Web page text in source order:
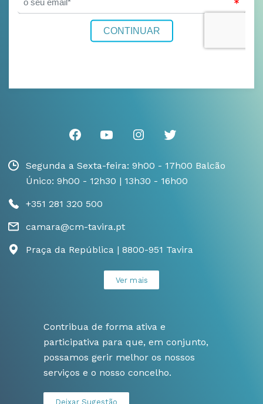
Segunda a Sexta-feira: 9h00 - 17h00 Balcão
Único: 9h00 - 12h30 | 13h30 - 16h00
+351 281 320 500
camara@cm-tavira.pt
Praça da República | 8800-951 Tavira
Ver mais
Contribua de forma ativa e
participativa para que, em conjunto,
possamos gerir melhor os nossos
serviços e o nosso concelho.
Deixar Sugestão